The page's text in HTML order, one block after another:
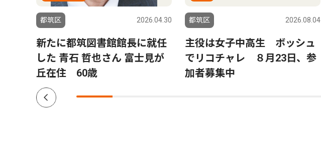
都筑区 2026.04.30
新たに都筑図書館館長に就任
した 青石 哲也さん 富士見が
丘在住 60歳
都筑区 2026.08.04
主役は女子中高生 ボッシュ
でリコチャレ ８月23日、参
加者募集中